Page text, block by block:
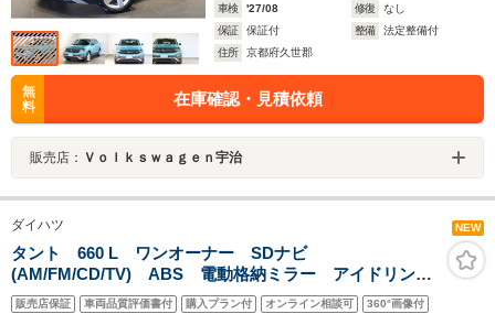
車検
'27/08 修復
なし
保証
保証付 整備
法定整備付
住所
京都府久世郡
無
料
在庫確認・見積依頼
販売店： Ｖｏｌｋｓｗａｇｅｎ宇治
ダイハツ NEW
タント 660 L ワンオーナー SDナビ
(AM/FM/CD/TV) ABS 電動格納ミラー アイドリング
ストップ キーレス スペアキー 取説 保証書
販売店保証 車両品質評価書付 購入プラン付 オンライン相談可 360°画像付